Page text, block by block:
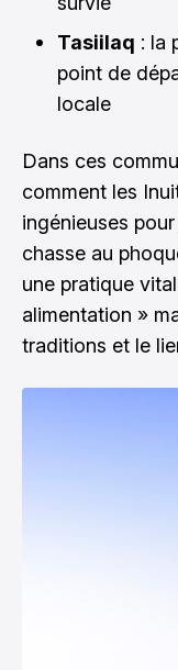
Tasiilaq : la
point de
locale
Dans ces
comment les
ingénieuses
chasse au
une pratique
alimentation »
traditions et le